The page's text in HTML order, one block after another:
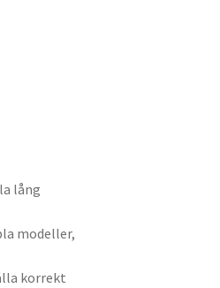
lång
modeller,
korrekt